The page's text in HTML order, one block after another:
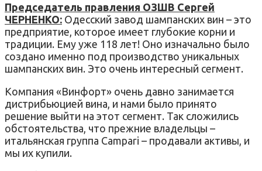
Председатель правления ОЗШВ Сергей
ЧЕРНЕНКО: Одесский завод шампанских вин – это
предприятие, которое имеет глубокие корни и
традиции. Ему уже 118 лет! Оно изначально было
создано именно под производство уникальных
шампанских вин. Это очень интересный сегмент.
Компания «Винфорт» очень давно занимается
дистрибьюцией вина, и нами было принято
решение выйти на этот сегмент. Так сложились
обстоятельства, что прежние владельцы –
итальянская группа Campari – продавали активы, и
мы их купили.